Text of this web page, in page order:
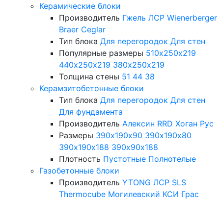
Керамические блоки
Производитель Гжель ЛСР Wienerberger
Braer Ceglar
Тип блока Для перегородок Для стен
Популярные размеры 510х250х219
440х250х219 380х250х219
Толщина стены 51 44 38
Керамзитобетонные блоки
Тип блока Для перегородок Для стен
Для фундамента
Производитель Алексин RRD Хоган Рус
Размеры 390х190х90 390х190х80
390х190х188 390х90х188
Плотность Пустотные Полнотелые
Газобетонные блоки
Производитель YTONG ЛСР SLS
Thermocube Могилевский КСИ Грас